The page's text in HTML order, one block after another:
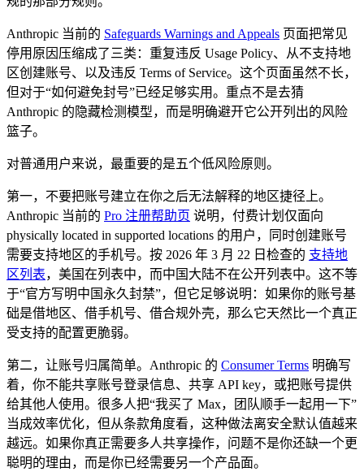
Anthropic 当前的 Safeguards Warnings and Appeals 页面把常见
停用原因压缩成了三类：重复违反 Usage Policy、从不支持地
区创建账号、以及违反 Terms of Service。这个页面虽然不长，
但对于“如何避免封号”已经足够实用。重点不是去猜
Anthropic 的隐藏检测模型，而是明确避开它公开列出的风险
篮子。
对普通用户来说，最重要的是五个低风险原则。
第一，不要把账号建立在你之后无法解释的地区捷径上。
Anthropic 当前的 Pro 注册帮助页 说明，付费计划仅面向
physically located in supported locations 的用户，同时创建账号
需要支持地区的手机号。按 2026 年 3 月 22 日检查的 支持地
区列表，美国在列表中，而中国大陆不在公开列表中。这不等
于“官方写明中国永久封禁”，但它足够说明：如果你的账号基
础是借地区、借手机号、借合规外壳，那么它天然比一个真正
受支持的配置更脆弱。
第二，让账号归属简单。Anthropic 的 Consumer Terms 明确写
着，你不能共享账号登录信息、共享 API key，或把账号提供
给其他人使用。很多人把“我买了 Max，团队顺手一起用一下”
当成效率优化，但从条款角度看，这种做法离安全默认值越来
越远。如果你真正需要多人共享操作，问题不是你还缺一个更
聪明的理由，而是你已经需要另一个产品面。